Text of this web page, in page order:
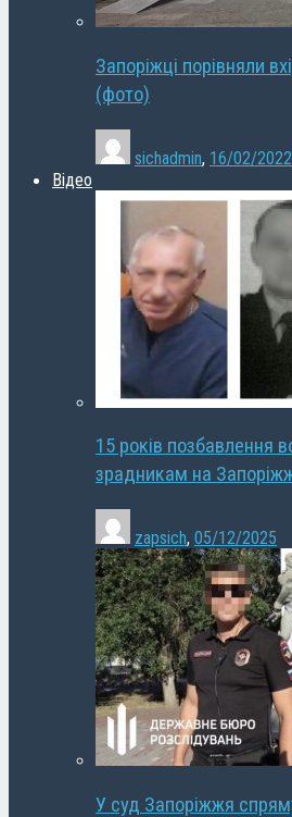
Запоріжці порівняли
(фото)
sichadmin, 16/02/2022
Відео
15 років позбавлення
зрадникам на
zapsich, 05/12/2025
У суд Запоріжжя